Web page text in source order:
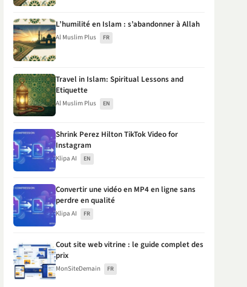
L’humilité en Islam : s’abandonner à Allah
Al Muslim Plus FR
Travel in Islam: Spiritual Lessons and
Etiquette
Al Muslim Plus EN
Shrink Perez Hilton TikTok Video for
Instagram
Klipa AI EN
Convertir une vidéo en MP4 en ligne sans
perdre en qualité
Klipa AI FR
Cout site web vitrine : le guide complet des
prix
MonSiteDemain FR